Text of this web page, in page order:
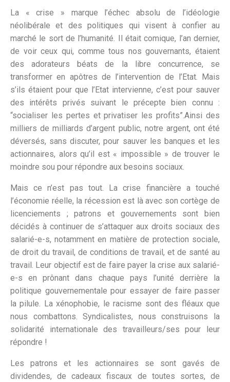
La « crise » marque l’échec absolu de l’idéologie
néolibérale et des politiques qui visent à confier au
marché le sort de l’humanité. Il était comique, l’an dernier,
de voir ceux qui, comme tous nos gouvernants, étaient
des adorateurs béats de la libre concurrence, se
transformer en apôtres de l’intervention de l’Etat. Mais
s’ils étaient pour que l’Etat intervienne, c’est pour sauver
des intérêts privés suivant le précepte bien connu :
“socialiser les pertes et privatiser les profits”.Ainsi des
milliers de milliards d’argent public, notre argent, ont été
déversés, sans discuter, pour sauver les banques et les
actionnaires, alors qu’il est « impossible » de trouver le
moindre sou pour répondre aux besoins sociaux.
Mais ce n’est pas tout. La crise financière a touché
l’économie réelle, la récession est là avec son cortège de
licenciements ; patrons et gouvernements sont bien
décidés à continuer de s’attaquer aux droits sociaux des
salarié-e-s, notamment en matière de protection sociale,
de droit du travail, de conditions de travail, et de santé au
travail. Leur objectif est de faire payer la crise aux salarié-
e-s en prônant dans chaque pays l’unité derrière la
politique gouvernementale pour essayer de faire passer
la pilule. La xénophobie, le racisme sont des fléaux que
nous combattons. Syndicalistes, nous construisons la
solidarité internationale des travailleurs/ses pour leur
répondre !
Les patrons et les actionnaires se sont gavés de
dividendes, de cadeaux fiscaux de toutes sortes, de